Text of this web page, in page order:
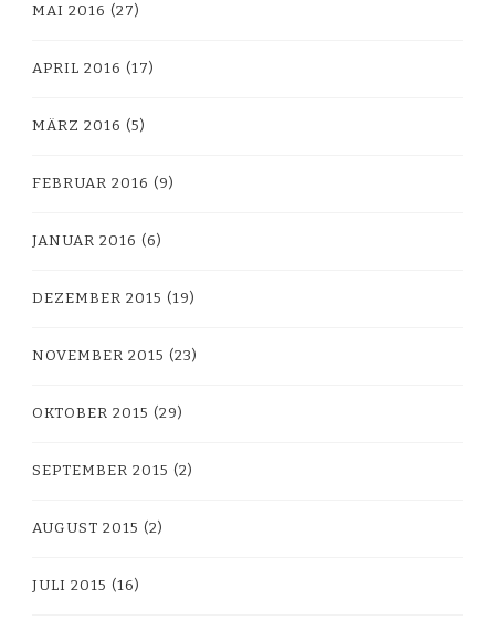
MAI 2016 (27)
APRIL 2016 (17)
MÄRZ 2016 (5)
FEBRUAR 2016 (9)
JANUAR 2016 (6)
DEZEMBER 2015 (19)
NOVEMBER 2015 (23)
OKTOBER 2015 (29)
SEPTEMBER 2015 (2)
AUGUST 2015 (2)
JULI 2015 (16)